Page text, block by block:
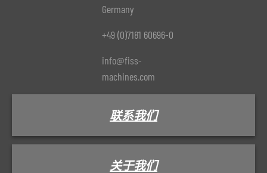
Germany
+49 (0)7181 60696-0
info@fiss-
machines.com
联系我们
关于我们